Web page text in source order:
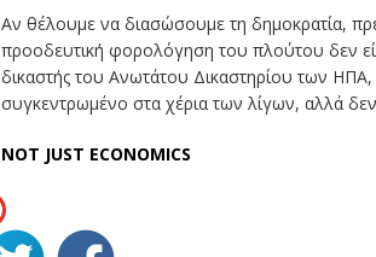
Αν θέλουμε να διασώσουμε τη δημοκρατία,
προοδευτική φορολόγηση του πλούτου δεν
δικαστής του Ανωτάτου Δικαστηρίου των
συγκεντρωμένο στα χέρια των λίγων, αλλά
NOT JUST ECONOMICS